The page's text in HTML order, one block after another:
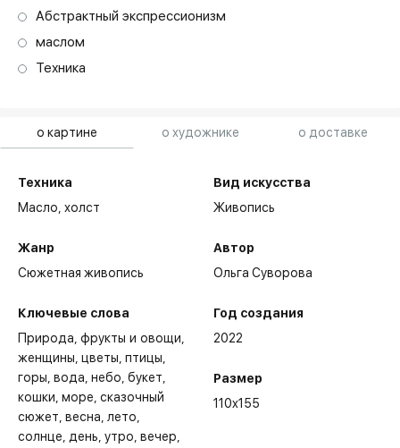
о картине о художнике о доставке
Техника
Масло,холст
Жанр
Сюжетная живопись
Ключевые слова
Природа фрукты и овощи
женщины цветы птицы
горы вода небо букет
кошки море сказочный
сюжет весна лето
солнце день утро вечер
Вид искусства
Живопись
Автор
Ольга Суворова
Год создания
2022
Размер
110x155
Абстрактный экспрессионизм
маслом
Техника